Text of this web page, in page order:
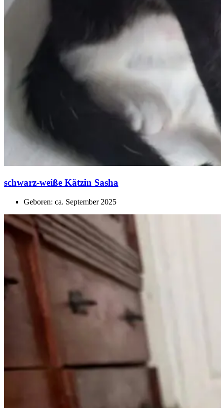
schwarz-weiße Kätzin Sasha
Geboren: ca. September 2025